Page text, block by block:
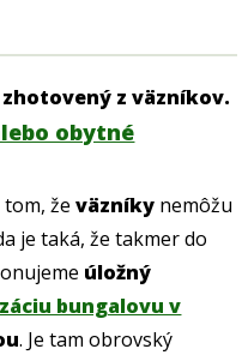
z väzníkov.
obytné
tom, ževäzníky nemôžu
je taká, že takmer do
úložný
bungalovu v
. Je tam obrovský